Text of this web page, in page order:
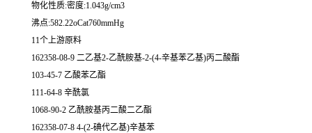
物化性质:密度:1.043g/cm3
沸点:582.22oCat760mmHg
11个上游原料
162358-08-9 二乙基2-乙酰胺基-2-(4-辛基苯乙基)丙二酸酯
103-45-7 乙酸苯乙酯
111-64-8 辛酰氯
1068-90-2 乙酰胺基丙二酸二乙酯
162358-07-8 4-(2-碘代乙基)辛基苯